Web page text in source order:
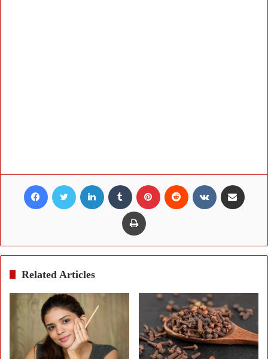
Facebook Twitter LinkedIn Tumblr Pinterest Reddit VKontakte
Print
Related Articles